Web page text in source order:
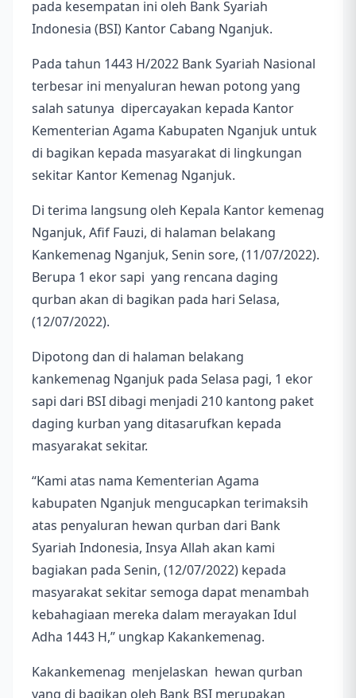
pada kesempatan ini oleh Bank Syariah
Indonesia (BSI) Kantor Cabang Nganjuk.
Pada tahun 1443 H/2022 Bank Syariah Nasional
terbesar ini menyaluran hewan potong yang
salah satunya dipercayakan kepada Kantor
Kementerian Agama Kabupaten Nganjuk untuk
di bagikan kepada masyarakat di lingkungan
sekitar Kantor Kemenag Nganjuk.
Di terima langsung oleh Kepala Kantor kemenag
Nganjuk, Afif Fauzi, di halaman belakang
Kankemenag Nganjuk, Senin sore, (11/07/2022).
Berupa 1 ekor sapi yang rencana daging
qurban akan di bagikan pada hari Selasa,
(12/07/2022).
Dipotong dan di halaman belakang
kankemenag Nganjuk pada Selasa pagi, 1 ekor
sapi dari BSI dibagi menjadi 210 kantong paket
daging kurban yang ditasarufkan kepada
masyarakat sekitar.
“Kami atas nama Kementerian Agama
kabupaten Nganjuk mengucapkan terimaksih
atas penyaluran hewan qurban dari Bank
Syariah Indonesia, Insya Allah akan kami
bagiakan pada Senin, (12/07/2022) kepada
masyarakat sekitar semoga dapat menambah
kebahagiaan mereka dalam merayakan Idul
Adha 1443 H,” ungkap Kakankemenag.
Kakankemenag menjelaskan hewan qurban
yang di bagikan oleh Bank BSI merupakan